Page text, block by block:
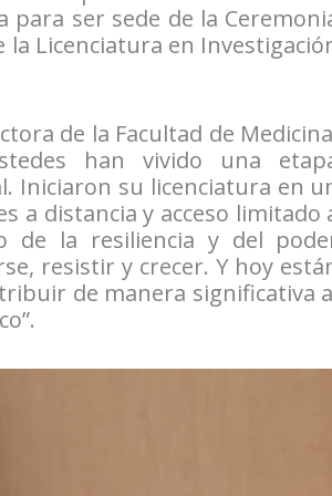
para ser sede de la
la Licenciatura en
de la Facultad de
han vivido una
Iniciaron su licenciatura en
a distancia y acceso limitado
de la resiliencia y del
resistir y crecer. Y hoy
de manera significativa